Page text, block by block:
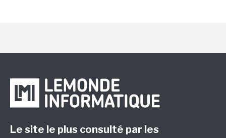
Le site le plus consulté par les